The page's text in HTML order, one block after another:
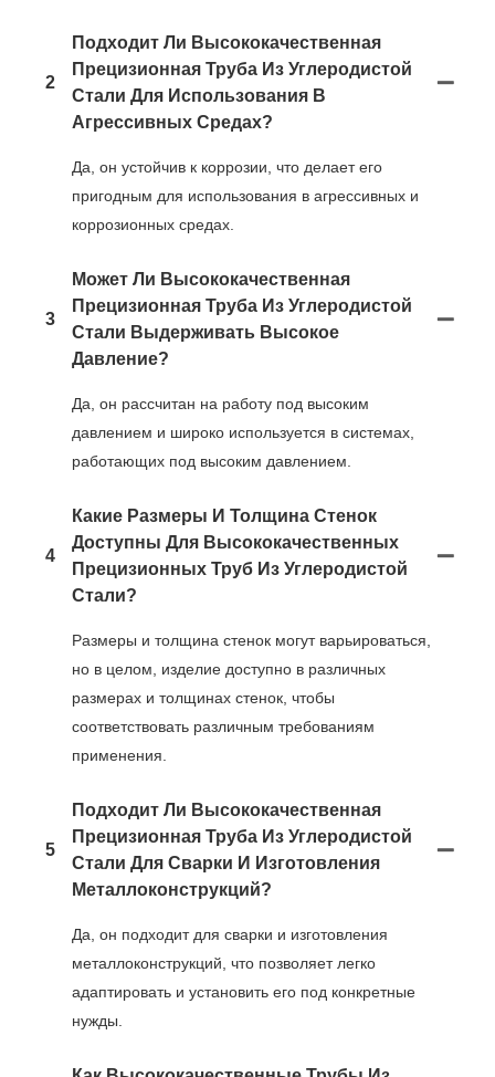
2
Подходит Ли Высококачественная
Прецизионная Труба Из Углеродистой
Стали Для Использования В
Агрессивных Средах?
Да, он устойчив к коррозии, что делает его
пригодным для использования в агрессивных и
коррозионных средах.
3
Может Ли Высококачественная
Прецизионная Труба Из Углеродистой
Стали Выдерживать Высокое
Давление?
Да, он рассчитан на работу под высоким
давлением и широко используется в системах,
работающих под высоким давлением.
4
Какие Размеры И Толщина Стенок
Доступны Для Высококачественных
Прецизионных Труб Из Углеродистой
Стали?
Размеры и толщина стенок могут варьироваться,
но в целом, изделие доступно в различных
размерах и толщинах стенок, чтобы
соответствовать различным требованиям
применения.
5
Подходит Ли Высококачественная
Прецизионная Труба Из Углеродистой
Стали Для Сварки И Изготовления
Металлоконструкций?
Да, он подходит для сварки и изготовления
металлоконструкций, что позволяет легко
адаптировать и установить его под конкретные
нужды.